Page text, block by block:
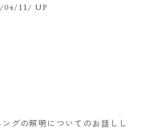
04/11/ UP
グの照明についてのお話しし